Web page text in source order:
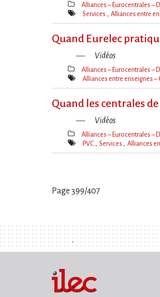
Thèmes(s)
Alliances – Eurocentrales –
Mot(s)-
Services Alliances entre
Quand Eurelec
Vidéos
Thèmes(s)
Alliances – Eurocentrales –
Mot(s)-
Alliances entre enseignes –
Quand les centrales
Vidéos
Thèmes(s)
Alliances – Eurocentrales –
Mot(s)-
PVC Services Alliances
Page 399/407